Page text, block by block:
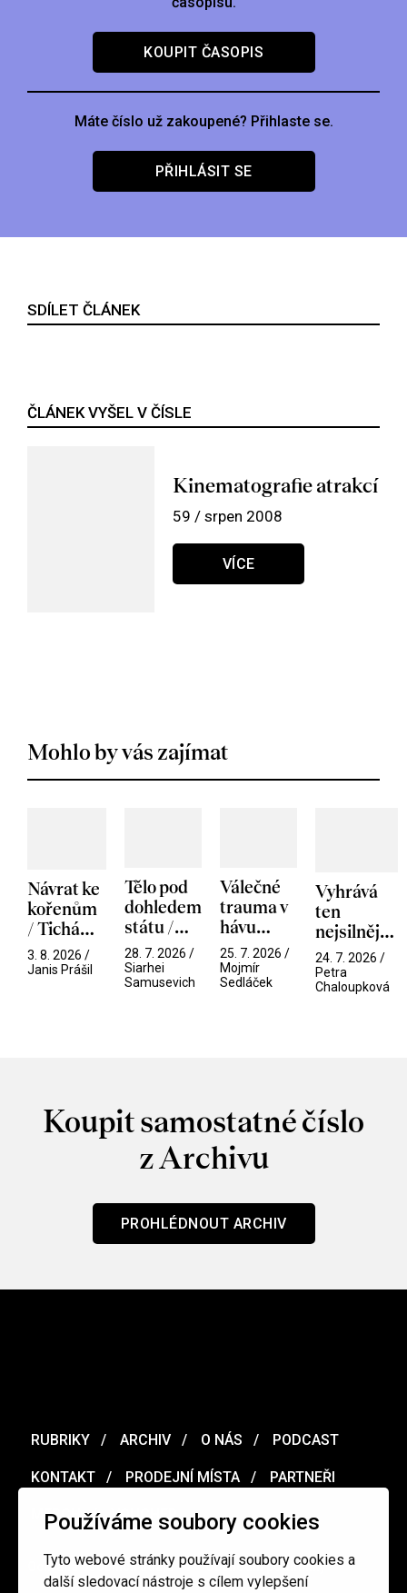
Používáme soubory cookies
Tyto webové stránky používají soubory cookies a
další sledovací nástroje s cílem vylepšení
KOUPIT ČASOPIS
Máte číslo už zakoupené? Přihlaste se.
PŘIHLÁSIT SE
SDÍLET ČLÁNEK
ČLÁNEK VYŠEL V ČÍSLE
Kinematografie atrakcí
59 / srpen 2008
VÍCE
Mohlo by vás zajímat
Návrat ke
kořenům
/ Tichá
přítelkyně
3. 8. 2026 /
Janis Prášil
Tělo pod
dohledem
státu /
Pramen
28. 7. 2026 /
Siarhei
Samusevich
Válečné
trauma v
hávu
spektáklu
/ Odyssea
25. 7. 2026 /
Mojmír
Sedláček
Vyhrává
ten
nejsilnější
/ V nitru
manosféry
24. 7. 2026 /
Petra
Chaloupková
Koupit samostatné číslo
z Archivu
PROHLÉDNOUT ARCHIV
RUBRIKY ARCHIV O NÁS PODCAST
KONTAKT PRODEJNÍ MÍSTA PARTNEŘI
MERCH VOUCHER
Ochrana osobních údajů / Obchodní podmínky